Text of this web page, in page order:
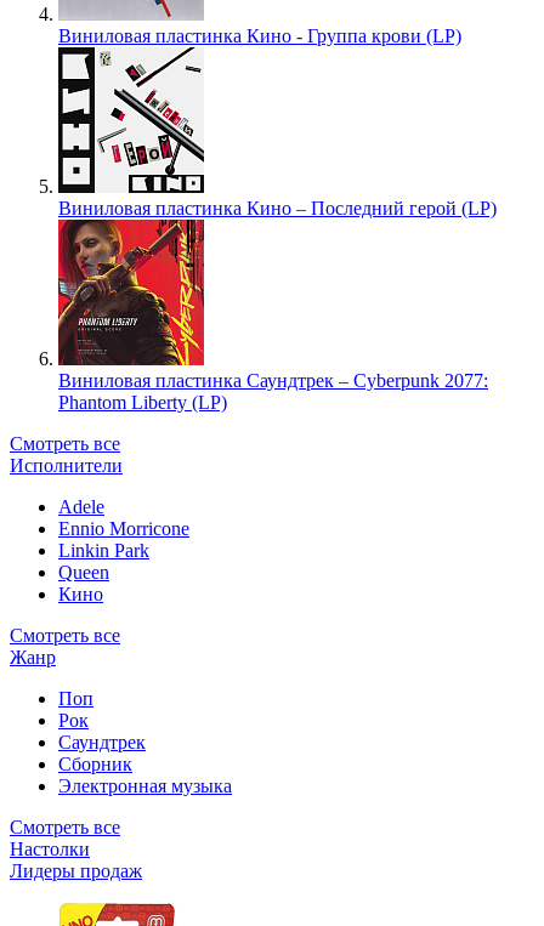
Виниловая пластинка Кино - Группа крови (LP)
Виниловая пластинка Кино – Последний герой (LP)
Виниловая пластинка Саундтрек – Cyberpunk 2077:
Phantom Liberty (LP)
Смотреть все
Исполнители
Adele
Ennio Morricone
Linkin Park
Queen
Кино
Смотреть все
Жанр
Поп
Рок
Саундтрек
Сборник
Электронная музыка
Смотреть все
Настолки
Лидеры продаж